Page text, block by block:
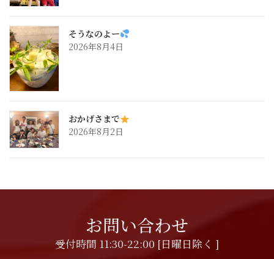
そうなのよー
2026年8月4日
おかげさまで
2026年8月2日
お問い合わせ
受付時間 11:30-22:00 [日曜日除く ]